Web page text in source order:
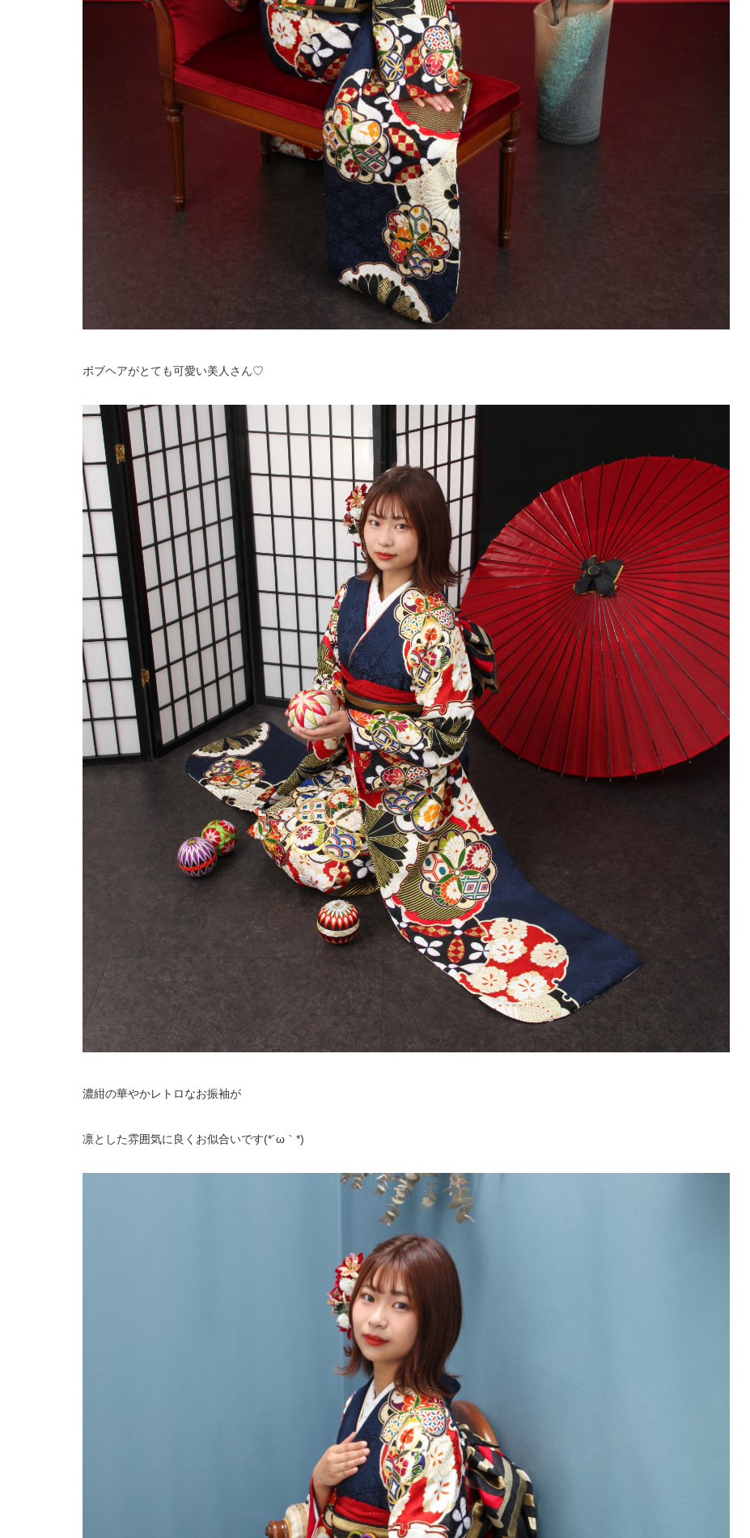
ボブヘアがとても可愛い美人さん♡
濃紺の華やかレトロなお振袖が
凛とした雰囲気に良くお似合いです(*´ω｀*)